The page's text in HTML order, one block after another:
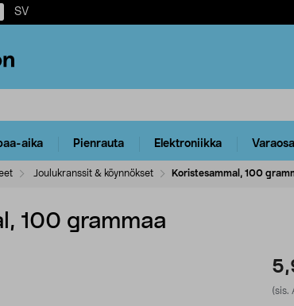
SV
aika Pienrauta Elektroniikka
Joulukranssit & köynnökset Koristesammal, 100
100 grammaa
(sis.